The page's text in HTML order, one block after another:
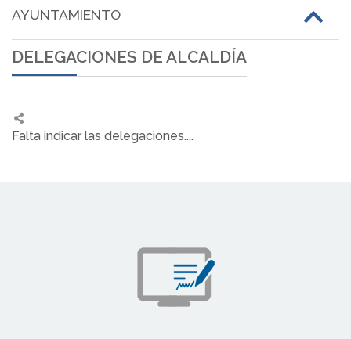
AYUNTAMIENTO
DELEGACIONES DE ALCALDÍA
Falta indicar las delegaciones....